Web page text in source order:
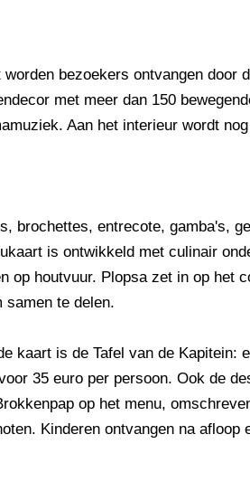
worden bezoekers ontvangen door
met meer dan 150
Aan het interieur wordt
brochettes, entrecote, gamba's,
is ontwikkeld met culinair
op houtvuur. Plopsa zet in op het
samen te delen.
kaart is de Tafel van de Kapitein:
35 euro per persoon. Ook de
op het menu,
Kinderen ontvangen na afloop